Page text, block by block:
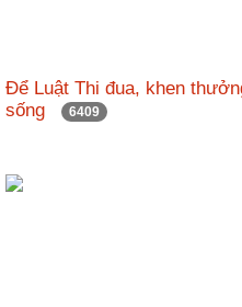
Để Luật Thi đua, khen
sống
6409